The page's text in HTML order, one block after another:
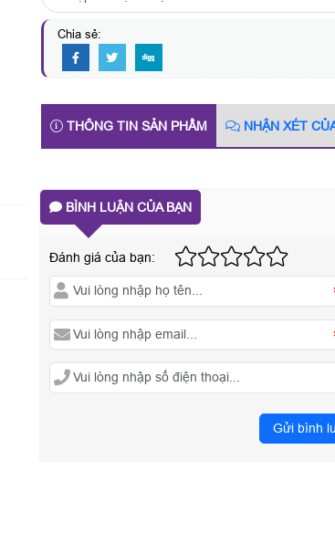
Chia sẻ:
THÔNG TIN SẢN PHẨM NHẬN XÉT
BÌNH LUẬN CỦA BẠN
Đánh giá của bạn:
Gửi bình